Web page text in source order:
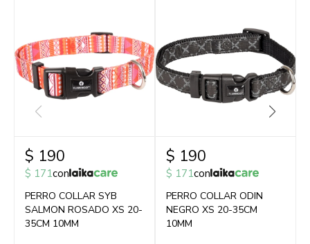
$ 190
$ 171con
PERRO COLLAR SYB
SALMON ROSADO XS 20-
35CM 10MM
$ 190
$ 171con
PERRO COLLAR ODIN
NEGRO XS 20-35CM
10MM